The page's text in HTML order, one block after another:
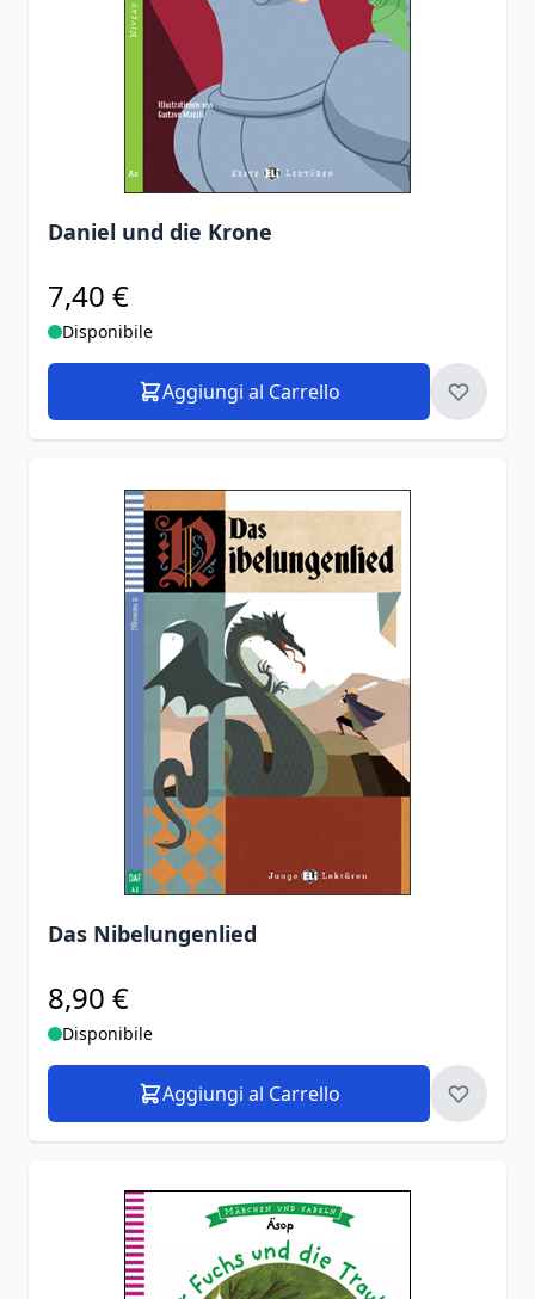
Daniel und die Krone
7,40 €
Disponibile
Aggiungi al Carrello
Das Nibelungenlied
8,90 €
Disponibile
Aggiungi al Carrello